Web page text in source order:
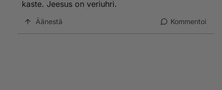
kaste. Jeesus on veriuhri.
Äänestä Kommentoi